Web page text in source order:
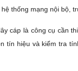
thống mạng nội bộ,
cáp là công cụ cần
tín hiệu và kiểm tra